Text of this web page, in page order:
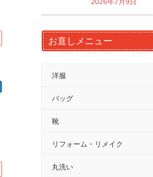
2026年7月9日
お直しメニュー
洋服
バッグ
靴
リフォーム・リメイク
丸洗い